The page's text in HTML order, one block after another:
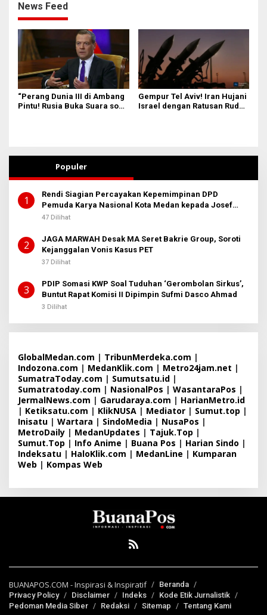
News Feed
“Perang Dunia III di Ambang
Pintu! Rusia Buka Suara soal
Gempur Tel Aviv! Iran Hujani
Israel dengan Ratusan Rudal
Populer
1
Rendi Siagian Percayakan Kepemimpinan DPD
Pemuda Karya Nasional Kota Medan kepada Josef
Sembiring
47 Dilihat
2
JAGA MARWAH Desak MA Seret Bakrie Group, Soroti
Kejanggalan Vonis Kasus PET
37 Dilihat
3
PDIP Somasi KWP Soal Tuduhan ‘Gerombolan Sirkus’,
Buntut Rapat Komisi II Dipimpin Sufmi Dasco Ahmad
3 Dilihat
GlobalMedan.com | TribunMerdeka.com |
Indozona.com | MedanKlik.com | Metro24jam.net |
SumatraToday.com | Sumutsatu.id |
Sumatratoday.com | NasionalPos | WasantaraPos |
JermalNews.com | Garudaraya.com | HarianMetro.id
| Ketiksatu.com | KlikNUSA | Mediator | Sumut.top |
Inisatu | Wartara | SindoMedia | NusaPos |
MetroDaily | MedanUpdates | Tajuk.Top |
Sumut.Top | Info Anime | Buana Pos | Harian Sindo |
Indeksatu | HaloKlik.com | MedanLine | Kumparan
Web | Kompas Web
BUANAPOS.COM - Inspirasi & Inspiratif
Beranda
Privacy Policy
Disclaimer Indeks
Kode Etik Jurnalistik
Pedoman Media Siber
Redaksi Sitemap Tentang Kami